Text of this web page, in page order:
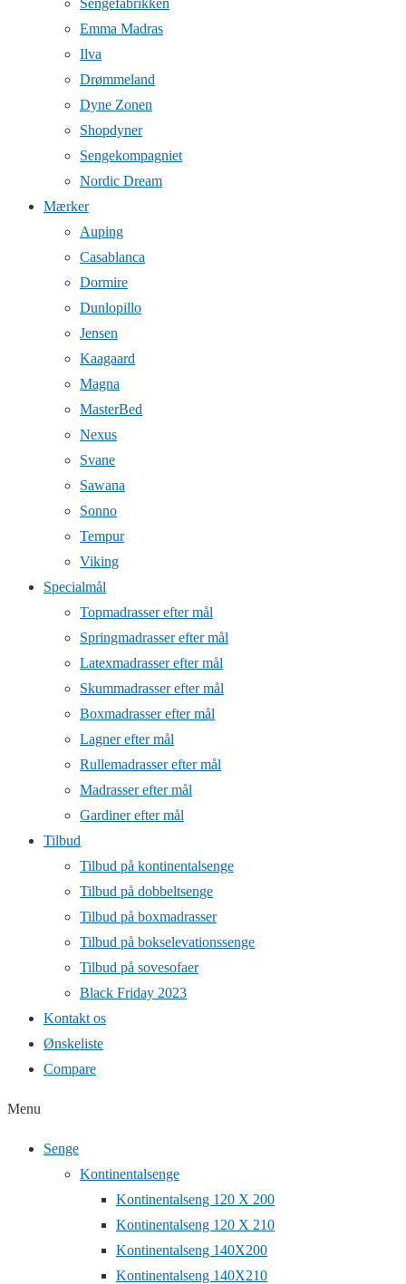
Sengefabrikken
Emma Madras
Ilva
Drømmeland
Dyne Zonen
Shopdyner
Sengekompagniet
Nordic Dream
Mærker
Auping
Casablanca
Dormire
Dunlopillo
Jensen
Kaagaard
Magna
MasterBed
Nexus
Svane
Sawana
Sonno
Tempur
Viking
Specialmål
Topmadrasser efter mål
Springmadrasser efter mål
Latexmadrasser efter mål
Skummadrasser efter mål
Boxmadrasser efter mål
Lagner efter mål
Rullemadrasser efter mål
Madrasser efter mål
Gardiner efter mål
Tilbud
Tilbud på kontinentalsenge
Tilbud på dobbeltsenge
Tilbud på boxmadrasser
Tilbud på bokselevationssenge
Tilbud på sovesofaer
Black Friday 2023
Kontakt os
Ønskeliste
Compare
Menu
Senge
Kontinentalsenge
Kontinentalseng 120 X 200
Kontinentalseng 120 X 210
Kontinentalseng 140X200
Kontinentalseng 140X210